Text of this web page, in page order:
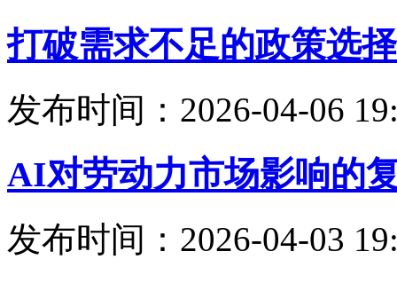
打破需求不足的政策选择
发布时间：2026-04-06
AI对劳动力市场影响的
发布时间：2026-04-03